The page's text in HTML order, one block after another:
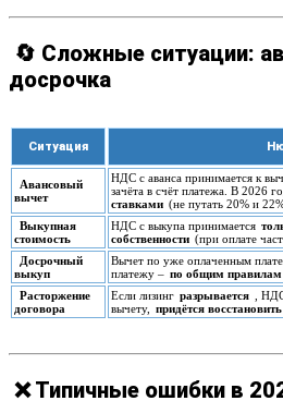
🔄 Сложные ситуации:
досрочка
Ситуация
Авансовый
вычет
НДС с аванса принимается к
зачёта в счёт платежа. В 2026
ставками (не путать 20% и
Выкупная
стоимость
НДС с выкупа принимается
собственности (при оплате
Досрочный
выкуп
Вычет по уже оплаченным
платежу – по общим правилам
Расторжение
договора
Если лизинг разрывается
,
вычету, придётся восстановить
❌ Типичные ошибки в